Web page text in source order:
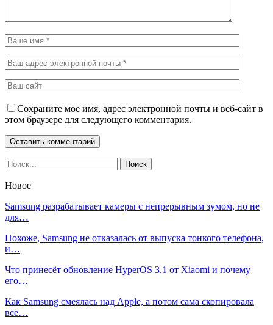
Сохраните мое имя, адрес электронной почты и веб-сайт в
этом браузере для следующего комментария.
Новое
Samsung разрабатывает камеры с непрерывным зумом, но не
для…
Похоже, Samsung не отказалась от выпуска тонкого телефона,
и…
Что принесёт обновление HyperOS 3.1 от Xiaomi и почему
его…
Как Samsung смеялась над Apple, а потом сама скопировала
все…